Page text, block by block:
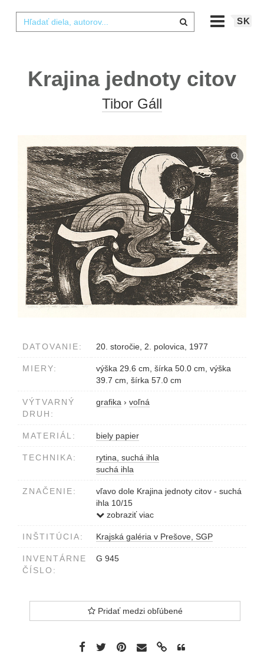
SK
Krajina jednoty citov
Tibor Gáll
DATOVANIE: 20. storočie, 2. polovica, 1977
MIERY:
výška 29.6 cm, šírka 50.0 cm, výška
39.7 cm, šírka 57.0 cm
VÝTVARNÝ
DRUH:
grafika › voľná
MATERIÁL: biely papier
TECHNIKA:
rytina, suchá ihla
suchá ihla
ZNAČENIE:
vľavo dole Krajina jednoty citov - suchá
ihla 10/15
vpravo Tibor Gáll 1977
zobraziť viac
INŠTITÚCIA: Krajská galéria v Prešove, SGP
INVENTÁRNE
ČÍSLO:
G 945
Pridať medzi obľúbené